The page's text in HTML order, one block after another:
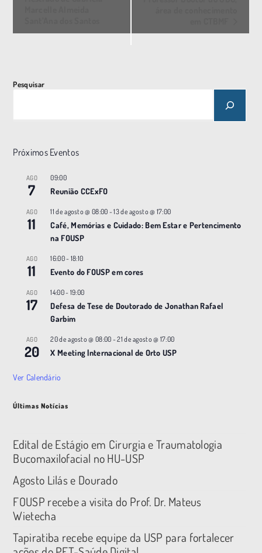
n
N
g
Pesquisar
Próximos Eventos
AGO
7
09:00
Reunião CCExFO
AGO
11
11 de agosto @ 08:00 -13 de agosto @ 17:00
Café, Memórias e Cuidado: Bem Estar e Pertencimento
na FOUSP
AGO
11
16:00- 18:10
Evento do FOUSP em cores
AGO
17
14:00- 19:00
Defesa de Tese de Doutorado de Jonathan Rafael
Garbim
AGO
20
20 de agosto @ 08:00 -21 de agosto @ 17:00
X Meeting |nternacional de Orto USP
Ver Calendário
Últimas Notícias
Edital de Estágio em Cirurgia e Traumatologia
Bucomaxilofacial no HU-USP
Agosto Lilás e Dourado
FOUSP recebe a visita do Prof. Dr. Mateus
Wietecha
Tapiratiba recebe equipe da USP para fortalecer